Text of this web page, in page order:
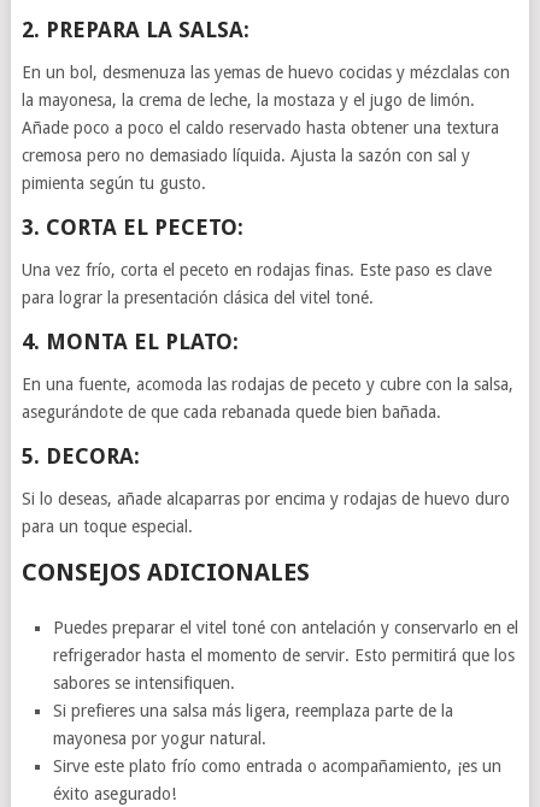
2. PREPARA LA SALSA:
En un bol, desmenuza las yemas de huevo cocidas y mézclalas con
la mayonesa, la crema de leche, la mostaza y el jugo de limón.
Añade poco a poco el caldo reservado hasta obtener una textura
cremosa pero no demasiado líquida. Ajusta la sazón con sal y
pimienta según tu gusto.
3. CORTA EL PECETO:
Una vez frío, corta el peceto en rodajas finas. Este paso es clave
para lograr la presentación clásica del vitel toné.
4. MONTA EL PLATO:
En una fuente, acomoda las rodajas de peceto y cubre con la salsa,
asegurándote de que cada rebanada quede bien bañada.
5. DECORA:
Si lo deseas, añade alcaparras por encima y rodajas de huevo duro
para un toque especial.
CONSEJOS ADICIONALES
Puedes preparar el vitel toné con antelación y conservarlo en el
refrigerador hasta el momento de servir. Esto permitirá que los
sabores se intensifiquen.
Si prefieres una salsa más ligera, reemplaza parte de la
mayonesa por yogur natural.
Sirve este plato frío como entrada o acompañamiento, ¡es un
éxito asegurado!